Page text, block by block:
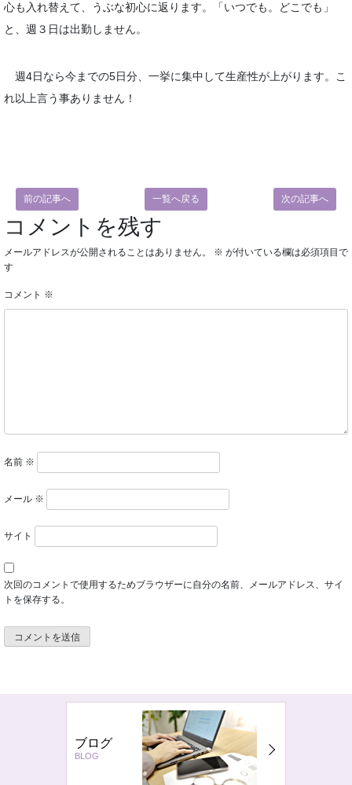
心も入れ替えて、うぶな初心に返ります。「いつでも。どこでも」
と、週３日は出勤しません。
週4日なら今までの5日分、一挙に集中して生産性が上がります。こ
れ以上言う事ありません！
前の記事へ 一覧へ戻る 次の記事へ
コメントを残す
メールアドレスが公開されることはありません。 ※ が付いている欄は必須項目で
す
コメント ※
名前 ※
メール ※
サイト
次回のコメントで使用するためブラウザーに自分の名前、メールアドレス、サイ
トを保存する。
ブログ
BLOG